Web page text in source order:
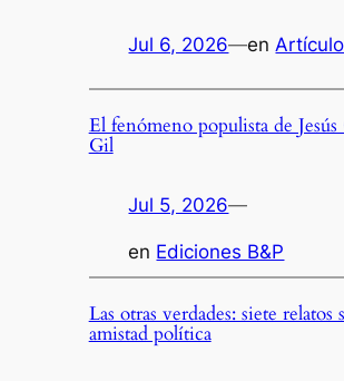
Jul 6, 2026—en
El fenómeno populista de
Gil
Jul 5, 2026—
en Ediciones B&P
Las otras verdades: siete relatos
amistad política